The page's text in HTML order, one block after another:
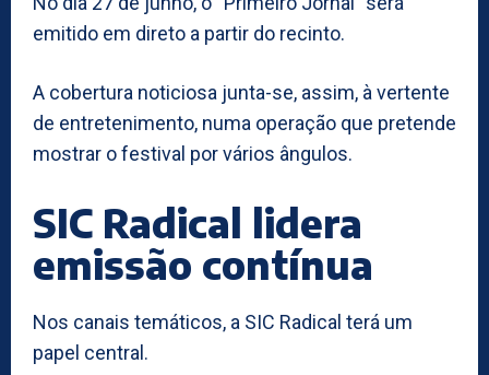
emitido em direto a partir do recinto.
A cobertura noticiosa junta-se, assim, à vertente
de entretenimento, numa operação que pretende
mostrar o festival por vários ângulos.
SIC Radical lidera
emissão contínua
Nos canais temáticos, a SIC Radical terá um
papel central.